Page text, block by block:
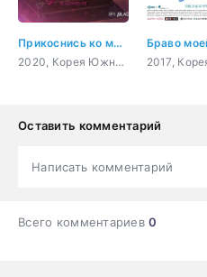
Прикоснись ко мне, если сможешь
2020, Корея Южная, романтика, фэнтези
Браво
Оставить комментарий
Написать комментарий
Всего комментариев0